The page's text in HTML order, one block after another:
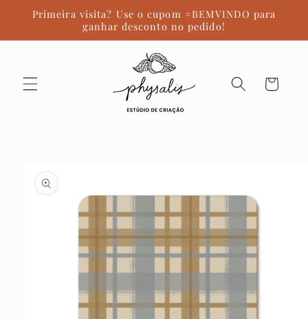
para o
Primeira visita? Use o cupom #BEMVINDO para
ganhar desconto no pedido!
Carrinho
informações
do produto